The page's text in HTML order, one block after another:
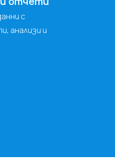
с
анализи и